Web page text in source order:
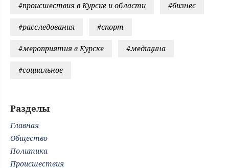
#происшествия в Курске и области #бизнес
#расследования #спорт
#мероприятия в Курске #медицина
#социальное
Разделы
Главная
Общество
Политика
Происшествия